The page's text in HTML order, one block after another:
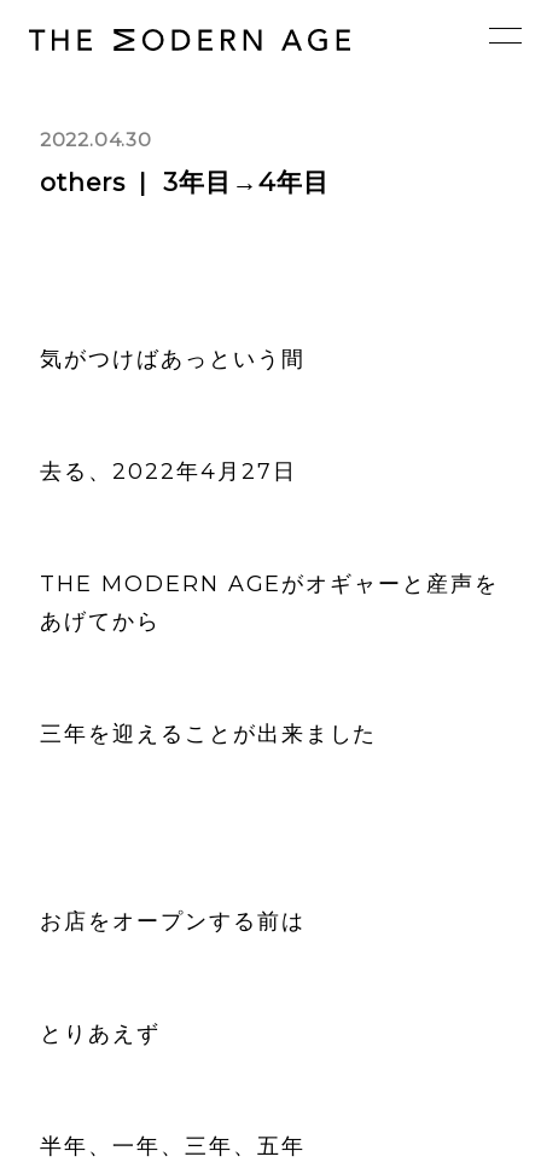
2022.04.30
others 3年目→4年目
気がつけばあっという間
去る、2022年4月27日
THE MODERN AGEがオギャーと産声を
あげてから
三年を迎えることが出来ました
お店をオープンする前は
とりあえず
半年、一年、三年、五年